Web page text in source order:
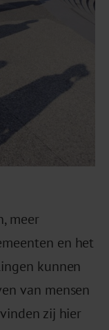
meer
en het
kunnen
van mensen
zij hier